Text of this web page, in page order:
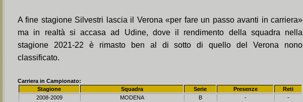
A fine stagione Silvestri lascia il Verona «per fare un passo avanti in carriera»
ma in realtà si accasa ad Udine, dove il rendimento della squadra nella
stagione 2021-22 è rimasto ben al di sotto di quello del Verona nono
classificato.
Carriera in Campionato:
Stagione
Squadra Serie Presenze
Reti
2008-2009
MODENA B -
-